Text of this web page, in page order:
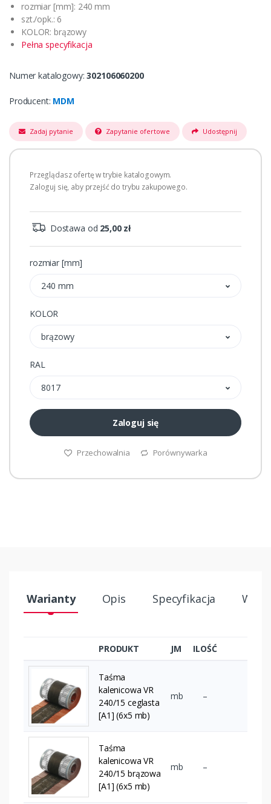
rozmiar [mm]: 240 mm
szt./opk.: 6
KOLOR: brązowy
Pełna specyfikacja
Numer katalogowy:302106060200
Producent: MDM
Zadaj pytanie Zapytanie ofertowe Udostępnij
Przeglądasz ofertę w trybie katalogowym.
Zaloguj się, aby przejść do trybu zakupowego.
Dostawa od 25,00 zł
rozmiar [mm]
240 mm
KOLOR
brązowy
RAL
8017
Zaloguj się
Przechowalnia Porównywarka
Warianty Opis Specyfikacja
PRODUKT JM ILOŚĆ
Taśma
kalenicowa VR
240/15 ceglasta
[A1] (6x5 mb)
mb –
Taśma
kalenicowa VR
240/15 brązowa
[A1] (6x5 mb)
mb –